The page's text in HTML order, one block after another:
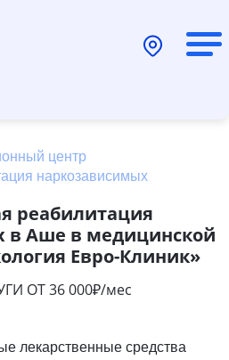
центр
наркозависимых
реабилитация
в Аше в медицинской
Евро-Клиник»
ОТ 36 000₽/мес
лекарственные средства